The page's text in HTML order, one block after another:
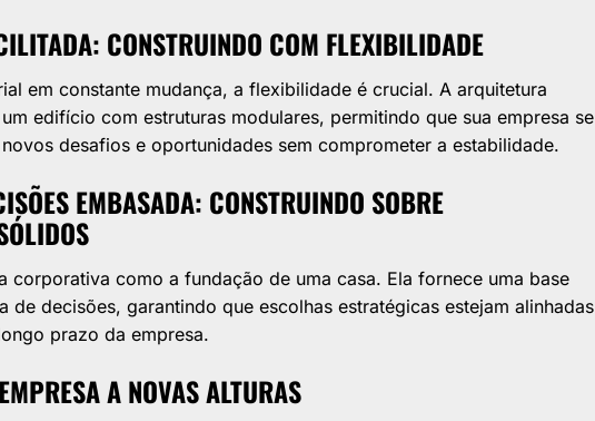
CONSTRUINDO COM FLEXIBILIDADE
em constante mudança, a flexibilidade é crucial. A arquitetura
edifício com estruturas modulares, permitindo que sua empresa se
desafios e oportunidades sem comprometer a estabilidade.
EMBASADA: CONSTRUINDO SOBRE
corporativa como a fundação de uma casa. Ela fornece uma base
de decisões, garantindo que escolhas estratégicas estejam alinhadas
prazo da empresa.
A NOVAS ALTURAS